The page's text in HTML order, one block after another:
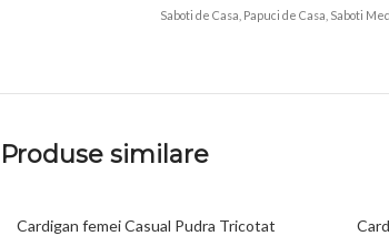
Saboti de Casa, Papuci de Casa, Saboti
Produse similare
Cardigan femei Casual Pudra Tricotat